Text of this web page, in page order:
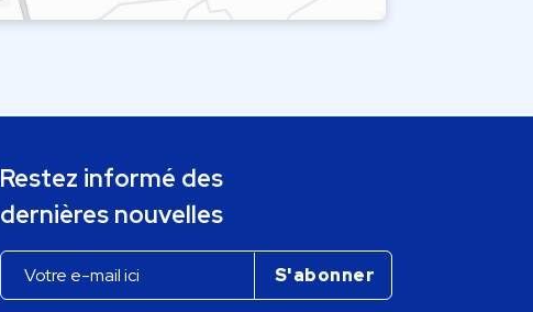
Restez informé des
dernières nouvelles